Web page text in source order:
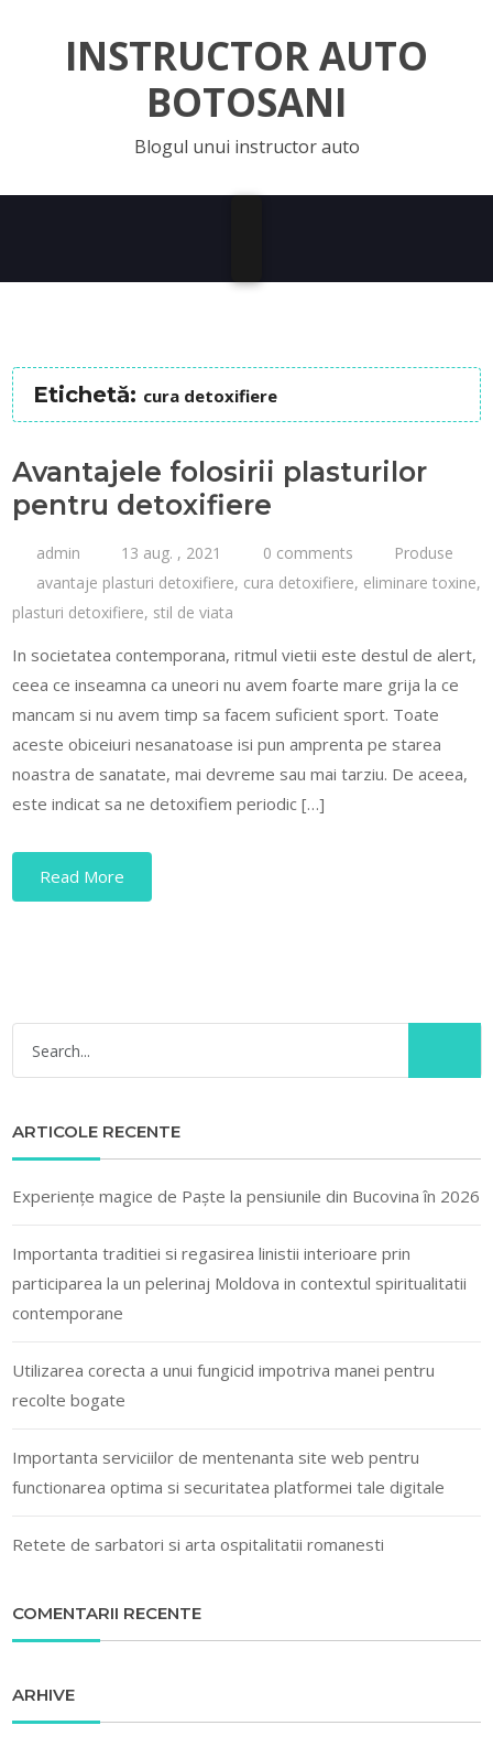
INSTRUCTOR AUTO
BOTOSANI
Blogul unui instructor auto
Etichetă: cura detoxifiere
Avantajele folosirii plasturilor
pentru detoxifiere
admin 13 aug. , 2021 0 comments
Produse
avantaje plasturi detoxifiere, cura detoxifiere, eliminare toxine,
plasturi detoxifiere, stil de viata
In societatea contemporana, ritmul vietii este destul de alert,
ceea ce inseamna ca uneori nu avem foarte mare grija la ce
mancam si nu avem timp sa facem suficient sport. Toate
aceste obiceiuri nesanatoase isi pun amprenta pe starea
noastra de sanatate, mai devreme sau mai tarziu. De aceea,
este indicat sa ne detoxifiem periodic […]
Read More
ARTICOLE RECENTE
Experiențe magice de Paște la pensiunile din Bucovina în 2026
Importanta traditiei si regasirea linistii interioare prin
participarea la un pelerinaj Moldova in contextul spiritualitatii
contemporane
Utilizarea corecta a unui fungicid impotriva manei pentru
recolte bogate
Importanta serviciilor de mentenanta site web pentru
functionarea optima si securitatea platformei tale digitale
Retete de sarbatori si arta ospitalitatii romanesti
COMENTARII RECENTE
ARHIVE